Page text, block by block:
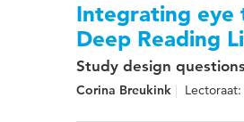
Integrating eye
Deep Reading
Study design
Corina Breukink